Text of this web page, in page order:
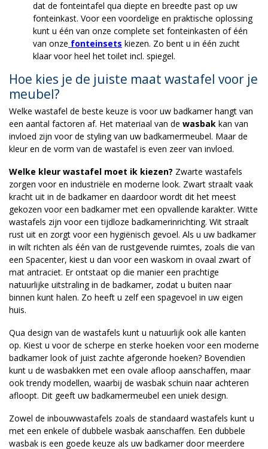
dat de fonteintafel qua diepte en breedte past op uw
fonteinkast. Voor een voordelige en praktische oplossing
kunt u één van onze complete set fonteinkasten of één
van onze fonteinsets kiezen. Zo bent u in één zucht
klaar voor heel het toilet incl. spiegel.
Hoe kies je de juiste maat wastafel voor je
meubel?
Welke wastafel de beste keuze is voor uw badkamer hangt van
een aantal factoren af. Het materiaal van de wasbak kan van
invloed zijn voor de styling van uw badkamermeubel. Maar de
kleur en de vorm van de wastafel is even zeer van invloed.
Welke kleur wastafel moet ik kiezen? Zwarte wastafels
zorgen voor en industriële en moderne look. Zwart straalt vaak
kracht uit in de badkamer en daardoor wordt dit het meest
gekozen voor een badkamer met een opvallende karakter. Witte
wastafels zijn voor een tijdloze badkamerinrichting. Wit straalt
rust uit en zorgt voor een hygiënisch gevoel. Als u uw badkamer
in wilt richten als één van de rustgevende ruimtes, zoals die van
een Spacenter, kiest u dan voor een waskom in ovaal zwart of
mat antraciet. Er ontstaat op die manier een prachtige
natuurlijke uitstraling in de badkamer, zodat u buiten naar
binnen kunt halen. Zo heeft u zelf een spagevoel in uw eigen
huis.
Qua design van de wastafels kunt u natuurlijk ook alle kanten
op. Kiest u voor de scherpe en sterke hoeken voor een moderne
badkamer look of juist zachte afgeronde hoeken? Bovendien
kunt u de wasbakken met een ovale afloop aanschaffen, maar
ook trendy modellen, waarbij de wasbak schuin naar achteren
afloopt. Dit geeft uw badkamermeubel een uniek design.
Zowel de inbouwwastafels zoals de standaard wastafels kunt u
met een enkele of dubbele wasbak aanschaffen. Een dubbele
wasbak is een goede keuze als uw badkamer door meerdere